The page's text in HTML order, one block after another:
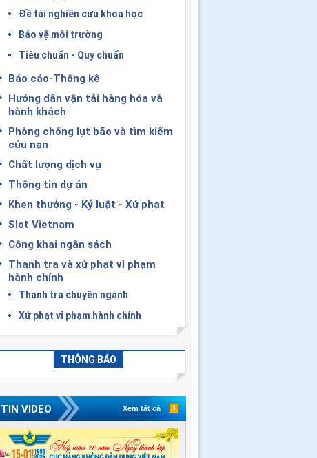
Đề tài nghiên cứu khoa học
Bảo vệ môi trường
Tiêu chuẩn - Quy chuẩn
Báo cáo-Thống kê
Hướng dẫn vận tải hàng hóa và
hành khách
Phòng chống lụt bão và tìm kiếm
cứu nạn
Chất lượng dịch vụ
Thông tin dự án
Khen thưởng - Kỷ luật - Xử phạt
Slot Vietnam
Công khai ngân sách
Thanh tra và xử phạt vi phạm
hành chính
Thanh tra chuyên ngành
Xử phạt vi phạm hành chính
THÔNG BÁO
TIN VIDEO Xem tất cả